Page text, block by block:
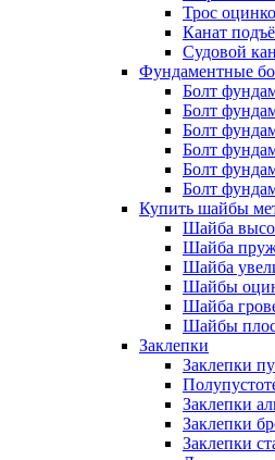
Трос
Канат
Судовой
Фундаментные
Болт
Болт
Болт
Болт
Болт
Болт
Купить шайбы
Шайба
Шайба
Шайба
Шайбы
Шайба
Шайбы
Заклепки
Заклепки
Заклепки
Заклепки
Заклепки